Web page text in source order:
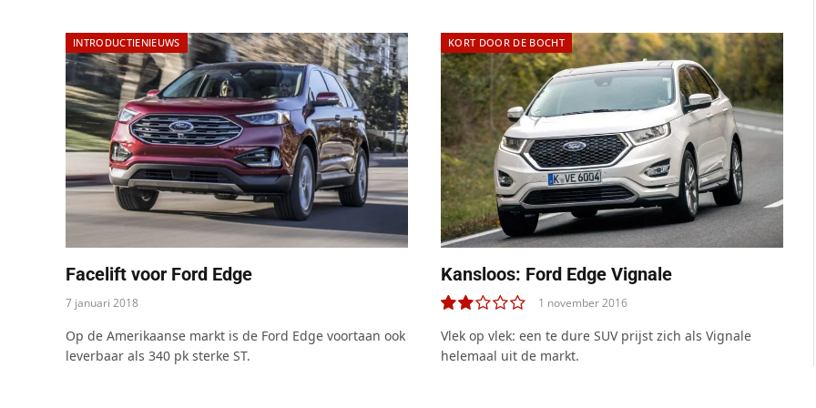
INTRODUCTIENIEUWS
Facelift voor Ford Edge
7 januari 2018
Op de Amerikaanse markt is de Ford Edge voortaan ook
leverbaar als 340 pk sterke ST.
KORT DOOR DE BOCHT
Kansloos: Ford Edge Vignale
4.0
1 november 2016
Vlek op vlek: een te dure SUV prijst zich als Vignale
helemaal uit de markt.